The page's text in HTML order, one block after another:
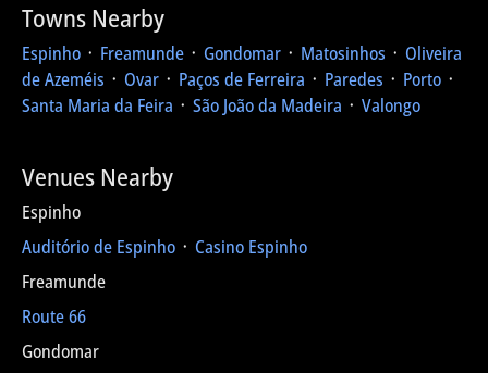
Towns Nearby
Espinho ᛫ Freamunde ᛫ Gondomar ᛫ Matosinhos ᛫ Oliveira
de Azeméis ᛫ Ovar ᛫ Paços de Ferreira ᛫ Paredes ᛫ Porto ᛫
Santa Maria da Feira ᛫ São João da Madeira ᛫ Valongo
Venues Nearby
Espinho
Auditório de Espinho ᛫ Casino Espinho
Freamunde
Route 66
Gondomar